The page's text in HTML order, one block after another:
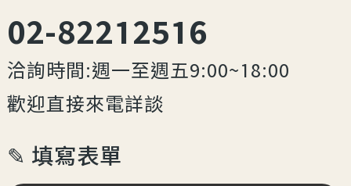
02-82212516
洽詢時間:週一至週五9:00~18:00
歡迎直接來電詳談
✎ 填寫表單